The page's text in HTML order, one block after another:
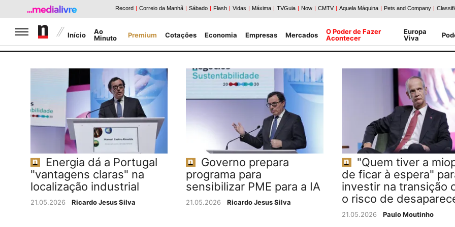
Jornal de Negócios
Início
Ao
Minuto
Premium Cotações Economia Empresas Mercados
O Poder de Fazer
Acontecer
Europa
Viva
Energia dá a Portugal
"vantagens claras" na
localização industrial
21.05.2026 Ricardo Jesus Silva
Governo prepara
programa para
sensibilizar PME para a IA
21.05.2026 Ricardo Jesus Silva
"Quem tiver a
de ficar à espera"
investir na transição
o risco de
21.05.2026 Paulo Moutinho